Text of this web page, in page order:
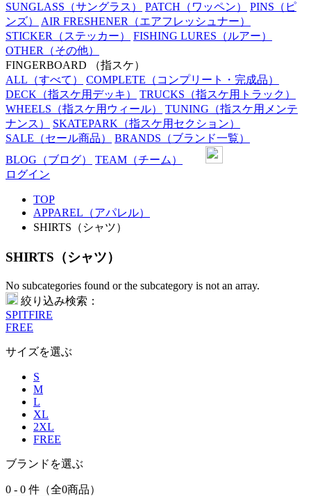
SUNGLASS （サングラス） PATCH （ワッペン） PINS （ピ
ンズ）
AIR FRESHENER （エアフレッシュナー）
STICKER （ステッカー） FISHING LURES （ルアー）
OTHER （その他）
FINGERBOARD
（指スケ）
ALL （すべて） COMPLETE （コンプリート・完成品）
DECK （指スケ用デッキ） TRUCKS （指スケ用トラック）
WHEELS （指スケ用ウィール） TUNING （指スケ用メンテ
ナンス）
SKATEPARK （指スケ用セクション）
SALE （セール商品） BRANDS （ブランド一覧）
BLOG （ブログ） TEAM （チーム）
ログイン
TOP
APPAREL（アパレル）
SHIRTS（シャツ）
SHIRTS（シャツ）
No subcategories found or the subcategory is not an array.
絞り込み検索：
SPITFIRE
FREE
サイズを選ぶ
S
M
L
XL
2XL
FREE
ブランドを選ぶ
0 - 0 件（全0商品）